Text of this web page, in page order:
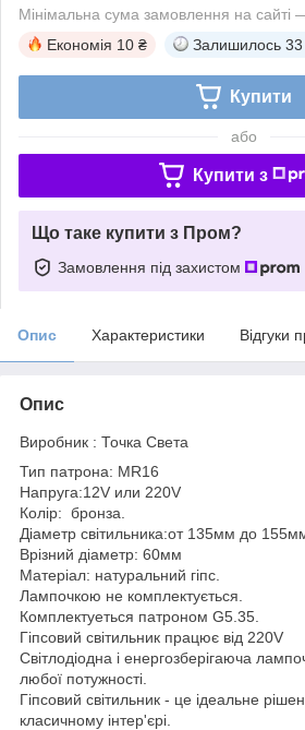
Мінімальна сума замовлення на сайті
Економія 10 ₴ Залишилось 33
Купити
або
Купити з
Що таке купити з Пром?
Замовлення під захистом
Опис Характеристики Відгуки
Опис
Виробник : Точка Света
Тип патрона: MR16
Напруга:12V или 220V
Колір: бронза.
Діаметр світильника:от 135мм до
Врізний діаметр: 60мм
Матеріал: натуральний гіпс.
Лампочкою не комплектується.
Комплектуеться патроном G5.35.
Гіпсовий світильник працює від 220V
Світлодіодна і енергозберігаюча
любої потужності.
Гіпсовий світильник - це ідеальне
класичному інтер'єрі.